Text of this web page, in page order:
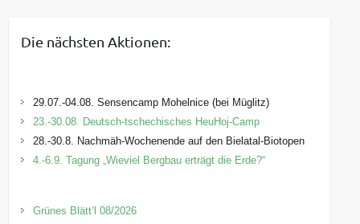
Die nächsten Aktionen:
29.07.-04.08. Sensencamp Mohelnice (bei Müglitz)
23.-30.08. Deutsch-tschechisches HeuHoj-Camp
28.-30.8. Nachmäh-Wochenende auf den Bielatal-Biotopen
4.-6.9. Tagung „Wieviel Bergbau erträgt die Erde?“
Grünes Blätt’l 08/2026